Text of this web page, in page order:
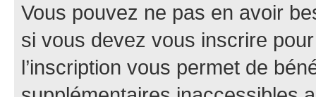
Vous pouvez ne pas en avoir
si vous devez vous inscrire
l’inscription vous permet de